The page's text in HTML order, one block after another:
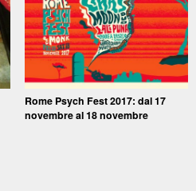
Rome Psych Fest 2017: dal 17
novembre al 18 novembre